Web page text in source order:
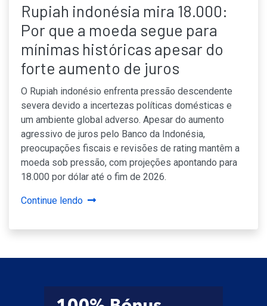
Rupiah indonésia mira 18.000:
Por que a moeda segue para
mínimas históricas apesar do
forte aumento de juros
O Rupiah indonésio enfrenta pressão descendente
severa devido a incertezas políticas domésticas e
um ambiente global adverso. Apesar do aumento
agressivo de juros pelo Banco da Indonésia,
preocupações fiscais e revisões de rating mantêm a
moeda sob pressão, com projeções apontando para
18.000 por dólar até o fim de 2026.
Continue lendo